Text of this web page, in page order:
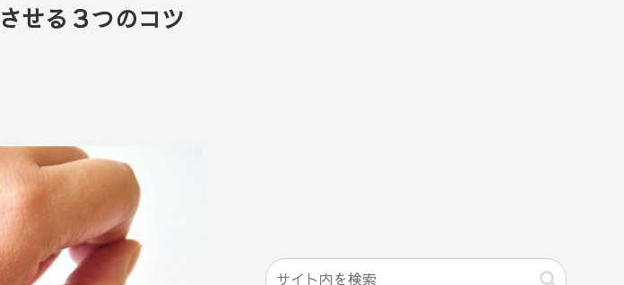
せる３つのコツ